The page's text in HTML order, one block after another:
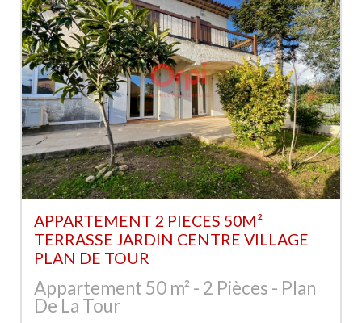
APPARTEMENT 2 PIECES 50M²
TERRASSE JARDIN CENTRE VILLAGE
PLAN DE TOUR
Appartement 50 m² - 2 Pièces - Plan
De La Tour